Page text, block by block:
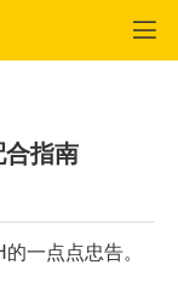
合指南
一点点忠告。